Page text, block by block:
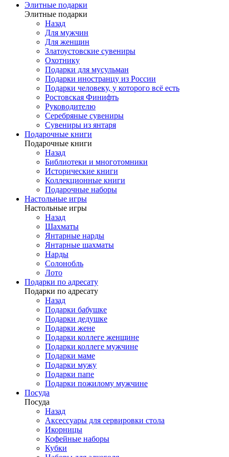
Элитные подарки
Элитные подарки
Назад
Для мужчин
Для женщин
Златоустовские сувениры
Охотнику
Подарки для мусульман
Подарки иностранцу из России
Подарки человеку, у которого всё есть
Ростовская Финифть
Руководителю
Серебряные сувениры
Сувениры из янтаря
Подарочные книги
Подарочные книги
Назад
Библиотеки и многотомники
Исторические книги
Коллекционные книги
Подарочные наборы
Настольные игры
Настольные игры
Назад
Шахматы
Янтарные нарды
Янтарные шахматы
Нарды
Солонобль
Лото
Подарки по адресату
Подарки по адресату
Назад
Подарки бабушке
Подарки дедушке
Подарки жене
Подарки коллеге женщине
Подарки коллеге мужчине
Подарки маме
Подарки мужу
Подарки папе
Подарки пожилому мужчине
Посуда
Посуда
Назад
Аксессуары для сервировки стола
Икорницы
Кофейные наборы
Кубки